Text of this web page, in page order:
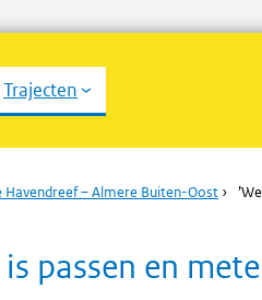
Trajecten
Havendreef – Almere Buiten-Oost ›
passen en